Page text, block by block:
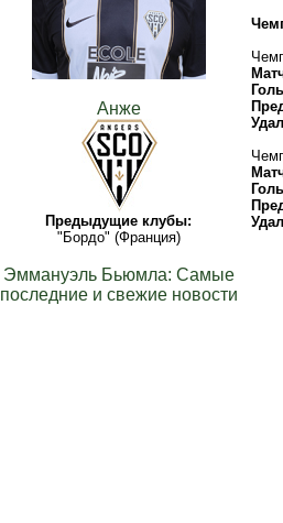
Анже
Предыдущие клубы:
"Бордо" (Франция)
Эммануэль Бьюмла: Самые
последние и свежие новости